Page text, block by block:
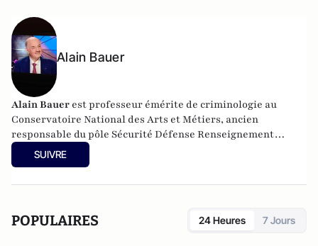
Alain Bauer
Alain Bauer est professeur émérite de criminologie au
Conservatoire National des Arts et Métiers, ancien
responsable du pôle Sécurité Défense Renseignement
Criminologie Cybermenaces et Crises (PSDR3C).
SUIVRE
POPULAIRES 24 Heures 7 Jours